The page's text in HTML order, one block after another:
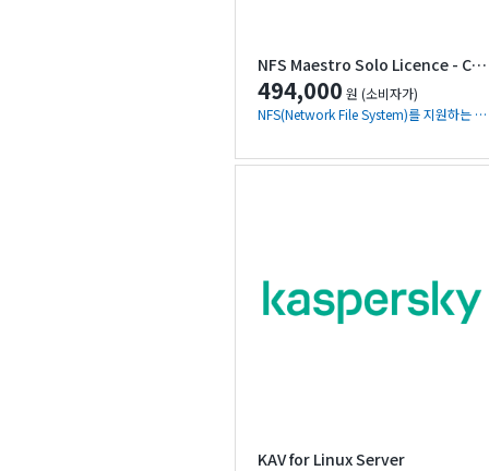
NFS Maestro Solo Licence - Client without HostExplorer
494,000 원 (소비자가)
NFS(Network File System)를 지원하는 호스트의 파일 및 프린터 자원에 액세스할 수 있도록 지원하는 클라이언트 소프트웨어
KAV for Linux Server